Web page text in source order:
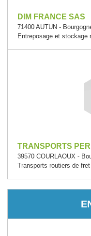
DIM FRANCE SAS
71400 AUTUN -
Entreposage et stockage
TRANSPORTS
39570 COURLAOUX -
Transports routiers de